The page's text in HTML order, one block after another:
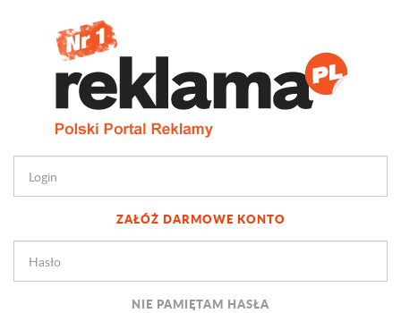
ZAŁÓŻ DARMOWE KONTO
NIE PAMIĘTAM HASŁA